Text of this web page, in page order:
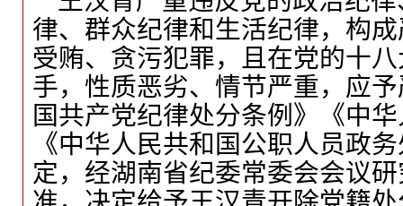
律、群众纪律和生活纪律，构
受贿、贪污犯罪，且在党的十
手，性质恶劣、情节严重，应
国共产党纪律处分条例》《中
《中华人民共和国公职人员政
定，经湖南省纪委常委会会议